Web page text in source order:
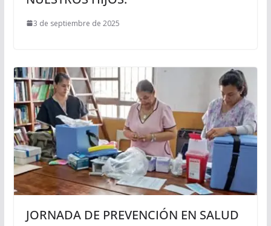
3 de septiembre de 2025
JORNADA DE PREVENCIÓN EN SALUD